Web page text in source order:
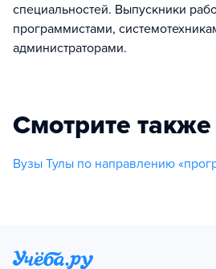
специальностей. Выпускники
программистами,
администраторами.
Смотрите также
Вузы Тулы по направлению